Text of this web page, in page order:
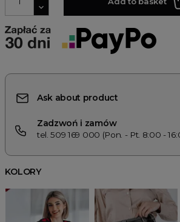
Ask about product
Zadzwoń i zamów
tel. 509 169 000 (Pon. - Pt. 8:00 -
KOLORY